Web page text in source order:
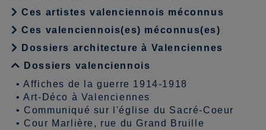
Ces artistes valenciennois méconnus
Ces valenciennois(es) méconnus(es)
Dossiers architecture à Valenciennes
Dossiers valenciennois
•Affiches de la guerre 1914-1918
•Art-Déco à Valenciennes
• Communiqué sur l'église du Sacré-Coeur
• Cour Marlière, rue du Grand Bruille